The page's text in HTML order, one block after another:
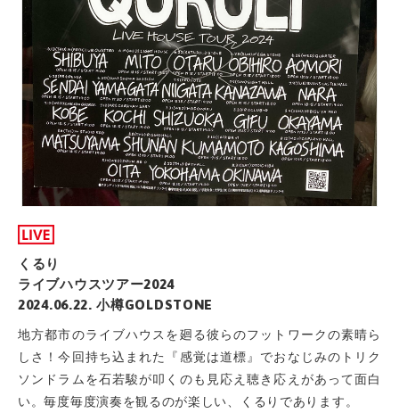
くるり
ライブハウスツアー2024
2024.06.22. 小樽GOLDSTONE
地方都市のライブハウスを廻る彼らのフットワークの素晴ら
しさ！今回持ち込まれた『感覚は道標』でおなじみのトリク
ソンドラムを石若駿が叩くのも見応え聴き応えがあって面白
い。毎度毎度演奏を観るのが楽しい、くるりであります。